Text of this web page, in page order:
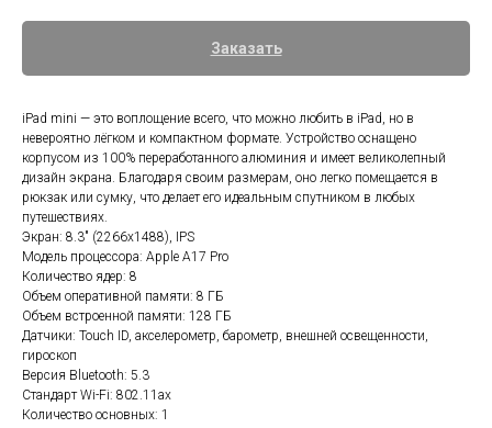
Заказать
iPad mini — это воплощение всего, что можно любить в iPad, но в
невероятно лёгком и компактном формате. Устройство оснащено
корпусом из 100% переработанного алюминия и имеет великолепный
дизайн экрана. Благодаря своим размерам, оно легко помещается в
рюкзак или сумку, что делает его идеальным спутником в любых
путешествиях.
Экран: 8.3" (2266x1488), IPS
Модель процессора: Apple A17 Pro
Количество ядер: 8
Объем оперативной памяти: 8 ГБ
Объем встроенной памяти: 128 ГБ
Датчики: Touch ID, акселерометр, барометр, внешней освещенности,
гироскоп
Версия Bluetooth: 5.3
Стандарт Wi-Fi: 802.11ax
Количество основных: 1